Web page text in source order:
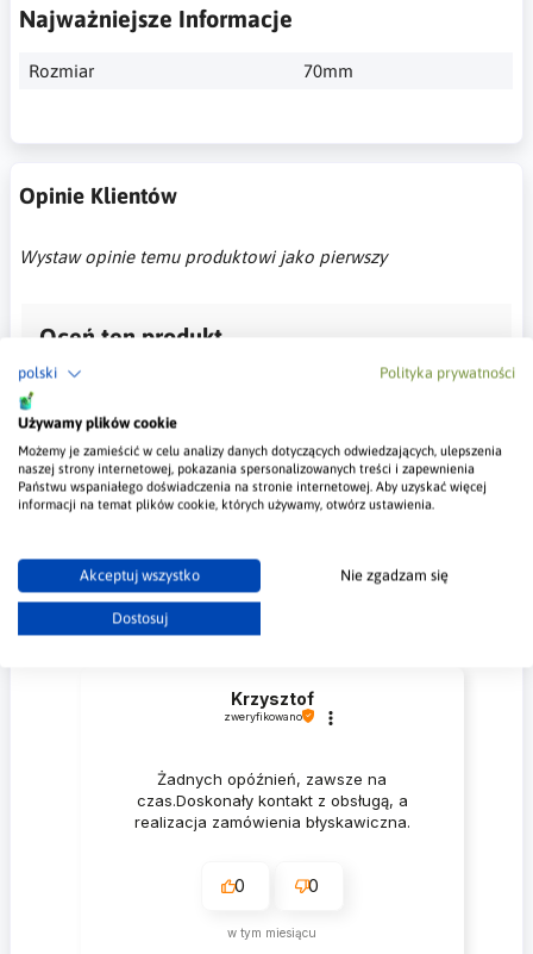
polski Polityka prywatności
Używamy plików cookie
Możemy je zamieścić w celu analizy danych dotyczących odwiedzających, ulepszenia
naszej strony internetowej, pokazania spersonalizowanych treści i zapewnienia
Państwu wspaniałego doświadczenia na stronie internetowej. Aby uzyskać więcej
informacji na temat plików cookie, których używamy, otwórz ustawienia.
Akceptuj wszystko Nie zgadzam się
Dostosuj
Najważniejsze Informacje
Rozmiar 70mm
Opinie Klientów
Wystaw opinie temu produktowi jako pierwszy
Oceń ten produkt
Musisz być zalogowany, aby wystwić ocenę
Zaloguj się
5.0
Ocena
Na podstawie
204opinii
Krzysztof
zweryfikowano
Żadnych opóźnień, zawsze na
czas.Doskonały kontakt z obsługą, a
realizacja zamówienia błyskawiczna.
0 0
w tym miesiącu